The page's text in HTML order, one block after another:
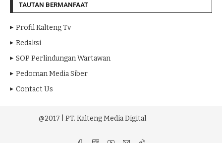
TAUTAN BERMANFAAT
Profil Kalteng Tv
Redaksi
SOP Perlindungan Wartawan
Pedoman Media Siber
Contact Us
@2017 | PT. Kalteng Media Digital